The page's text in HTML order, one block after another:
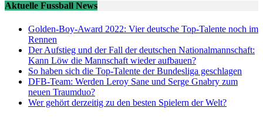
Aktuelle Fussball News
Golden-Boy-Award 2022: Vier deutsche Top-Talente noch im
Rennen
Der Aufstieg und der Fall der deutschen Nationalmannschaft:
Kann Löw die Mannschaft wieder aufbauen?
So haben sich die Top-Talente der Bundesliga geschlagen
DFB-Team: Werden Leroy Sane und Serge Gnabry zum
neuen Traumduo?
Wer gehört derzeitig zu den besten Spielern der Welt?